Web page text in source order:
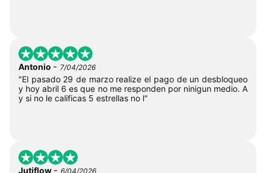
Antonio - 7/04/2026
"El pasado 29 de marzo realize el pago de un desbloqueo
y hoy abril 6 es que no me responden por ninigun medio. A
y si no le calificas 5 estrellas no l"
Jutiflow - 6/04/2026